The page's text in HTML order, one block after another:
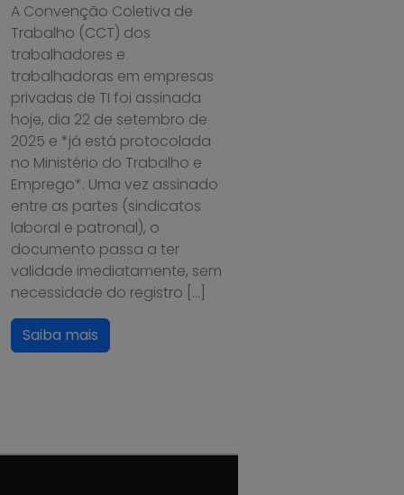
A Convenção Coletiva de
Trabalho (CCT) dos
trabalhadores e
trabalhadoras em empresas
privadas de TI foi assinada
hoje, dia 22 de setembro de
2025 e *já está protocolada
no Ministério do Trabalho e
Emprego*. Uma vez assinado
entre as partes (sindicatos
laboral e patronal), o
documento passa a ter
validade imediatamente, sem
necessidade do registro […]
Saiba mais